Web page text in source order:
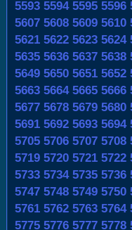
5593 5594 5595 5596
5607 5608 5609 5610
5621 5622 5623 5624
5635 5636 5637 5638
5649 5650 5651 5652
5663 5664 5665 5666
5677 5678 5679 5680
5691 5692 5693 5694
5705 5706 5707 5708
5719 5720 5721 5722
5733 5734 5735 5736
5747 5748 5749 5750
5761 5762 5763 5764
5775 5776 5777 5778